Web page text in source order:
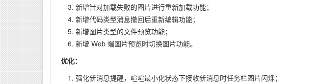
新增针对加载失败的图片进行重新加载功能；
新增代码类型消息撤回后重新编辑功能；
新增图片类型的文件预览功能；
新增 Web 端图片预览时切换图片功能。
优化：
强化新消息提醒，喧喧最小化状态下接收新消息时任务栏图片闪烁；